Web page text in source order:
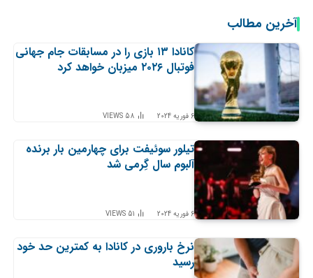
آخرین مطالب
کانادا ۱۳ بازی را در مسابقات جام جهانی
فوتبال ۲۰۲۶ میزبان خواهد کرد
6 فوریه 2024 58
VIEWS
تیلور سوئیفت برای چهارمین بار برنده
آلبوم سال گِرمی شد
6 فوریه 2024 51
VIEWS
نرخ باروری در کانادا به کمترین حد خود
رسید